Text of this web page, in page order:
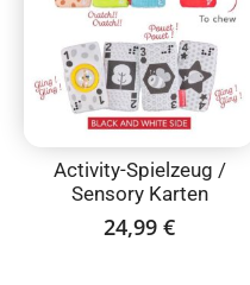
Activity-Spielzeug /
Sensory Karten
24,99 €